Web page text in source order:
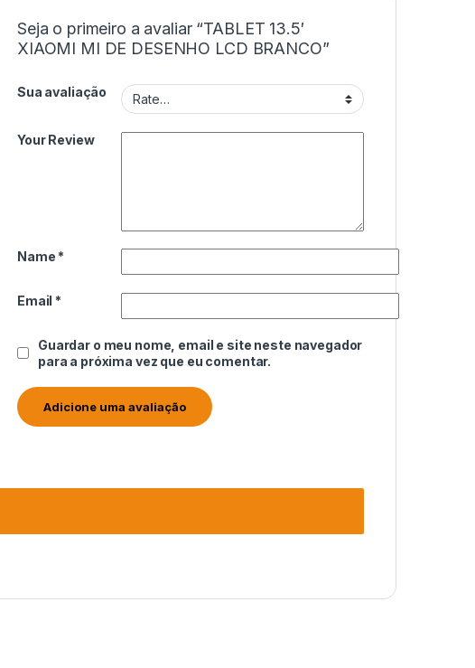
Seja o primeiro a avaliar “TABLET 13.5′
XIAOMI MI DE DESENHO LCD BRANCO”
Sua avaliação
Your Review
Name *
Email *
Guardar o meu nome, email e site neste navegador
para a próxima vez que eu comentar.